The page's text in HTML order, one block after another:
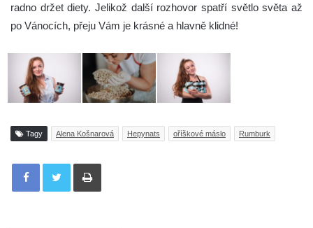
radno držet diety. Jelikož další rozhovor spatří světlo světa až
po Vánocích, přeju Vám je krásné a hlavně klidné!
Tagy Alena Košnarová Hepynats oříškové máslo Rumburk
Tisknout